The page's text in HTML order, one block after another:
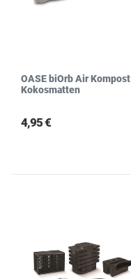
OASE biOrb Air Kompost
Kokosmatten
4,95 €